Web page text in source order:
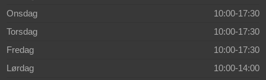
Onsdag
10:00-17:30
Torsdag
10:00-17:30
Fredag
10:00-17:30
Lørdag
10:00-14:00